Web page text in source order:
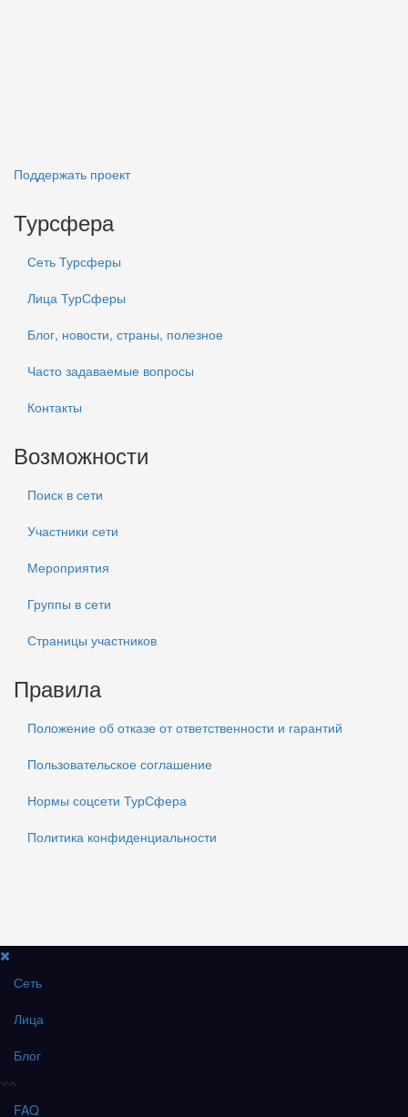
Поддержать проект
Турсфера
Сеть Турсферы
Лица ТурСферы
Блог, новости, страны, полезное
Часто задаваемые вопросы
Контакты
Возможности
Поиск в сети
Участники сети
Мероприятия
Группы в сети
Страницы участников
Правила
Положение об отказе от ответственности и гарантий
Пользовательское соглашение
Нормы соцсети ТурСфера
Политика конфиденциальности
Сеть
Лица
Блог
FAQ